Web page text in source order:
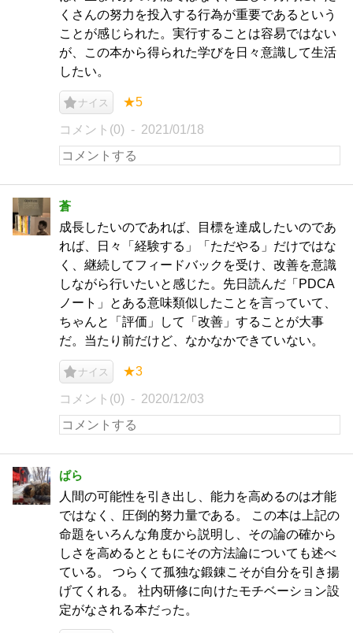
くさんの努力を投入する行為が重要であるという
ことが感じられた。実行することは容易ではない
が、この本から得られた学びを日々意識して生活
したい。
ナイス ★5
コメント(0) 2021/01/18
蒼
成長したいのであれば、目標を達成したいのであ
れば、日々「経験する」「ただやる」だけではな
く、継続してフィードバックを受け、改善を意識
しながら行いたいと感じた。先日読んだ「PDCA
ノート」とある意味類似したことを言っていて、
ちゃんと「評価」して「改善」することが大事
だ。当たり前だけど、なかなかできていない。
ナイス ★3
コメント(0) 2020/12/03
ぱら
人間の可能性を引き出し、能力を高めるのは才能
ではなく、圧倒的努力量である。 この本は上記の
命題をいろんな角度から説明し、その論の確から
しさを高めるとともにその方法論についても述べ
ている。 つらくて孤独な鍛錬こそが自分を引き揚
げてくれる。 社内研修に向けたモチベーション設
定がなされる本だった。